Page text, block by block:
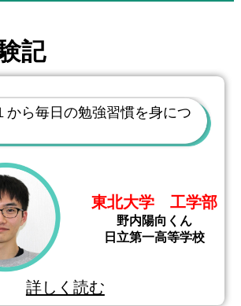
記
から毎日の勉強習慣を身につ
東北大学 工学部
野内陽向くん
日立第一高等学校
詳しく読む